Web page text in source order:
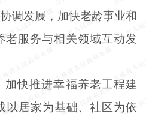
调发展，加快老龄事业和
老服务与相关领域互动发
加快推进幸福养老工程建
以居家为基础、社区为依